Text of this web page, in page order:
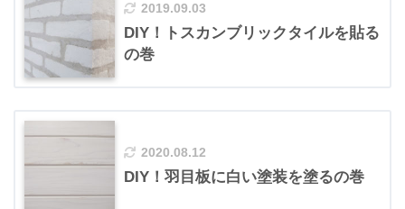
2019.09.03
DIY！トスカンブリックタイルを貼る
の巻
2020.08.12
DIY！羽目板に白い塗装を塗るの巻